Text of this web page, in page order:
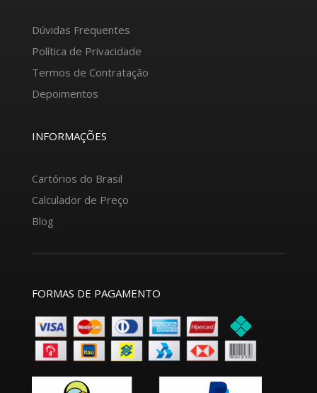
Dúvidas Frequentes
Política de Privacidade
Termos de Contratação
Depoimentos
INFORMAÇÕES
Cartórios do Brasil
Calculador de Preço
Blog
FORMAS DE PAGAMENTO